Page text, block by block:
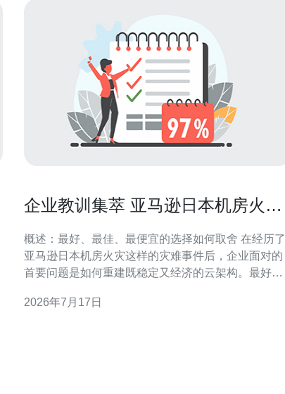
企业教训集萃 亚马逊日本机房火灾
概述：最好、最佳、最便宜的选择如何取舍 在经历了
亚马逊日本机房火灾这样的灾难事件后，企业面对的
首要问题是如何重建既稳定又经济的云架构。最好的
合；最佳方案是在保证SLA和数据一致性的前提下，
2026年7月17日